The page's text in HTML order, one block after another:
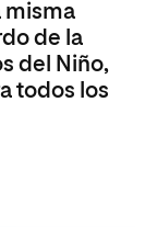
misma
de la
del Niño,
todos los